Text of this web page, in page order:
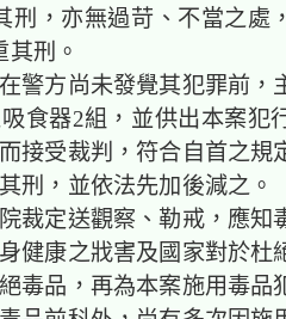
刑，亦無過苛、不當之處
其刑。
警方尚未發覺其犯罪前，
食器2組，並供出本案犯
接受裁判，符合自首之規
其刑，並依法先加後減之
裁定送觀察、勒戒，應知
健康之戕害及國家對於杜
毒品，再為本案施用毒品